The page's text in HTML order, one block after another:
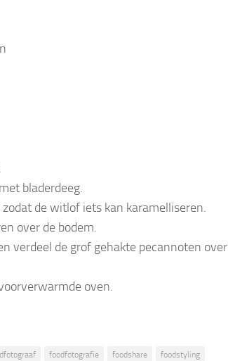
bladerdeeg.
de witlof iets kan karamelliseren.
over de bodem.
verdeel de grof gehakte pecannoten over
oven.
foodfotografie foodshare
foodstyling